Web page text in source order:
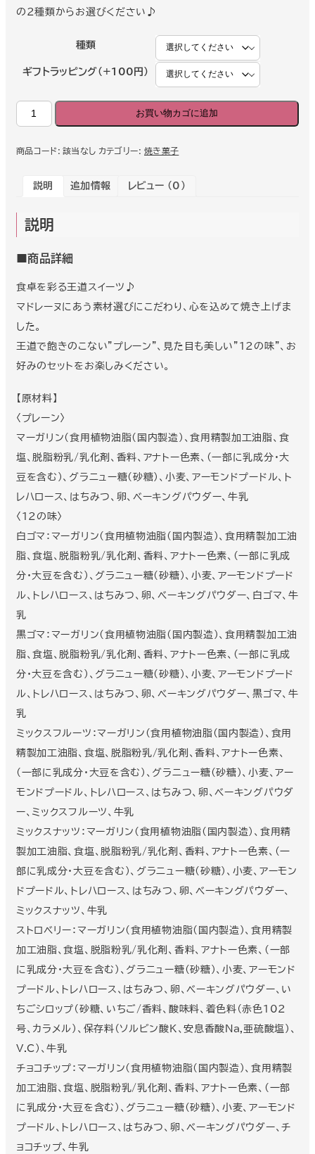
の2種類からお選びください♪
種類
ギフトラッピング（+100円）
食
を
る
王
～
レ
ー
～
個
お買い物カゴに追加
商品コード:該当なし カテゴリー:焼き菓子
説明 追加情報 レビュー (0)
説明
■商品詳細
食卓を彩る王道スイーツ♪
マドレーヌにあう素材選びにこだわり、心を込めて焼き上げま
した。
王道で飽きのこない”プレーン”、見た目も美しい”12の味”、お
好みのセットをお楽しみください。
【原材料】
〈プレーン〉
マーガリン(食用植物油脂(国内製造)、食用精製加工油脂、食
塩、脱脂粉乳/乳化剤、香料、アナトー色素、(一部に乳成分・大
豆を含む)、グラニュー糖(砂糖)、小麦、アーモンドプードル、ト
レハロース、はちみつ、卵、ベーキングパウダー、牛乳
〈12の味〉
白ゴマ：マーガリン(食用植物油脂(国内製造)、食用精製加工油
脂、食塩、脱脂粉乳/乳化剤、香料、アナトー色素、(一部に乳成
分・大豆を含む)、グラニュー糖(砂糖)、小麦、アーモンドプード
ル、トレハロース、はちみつ、卵、ベーキングパウダー、白ゴマ、牛
乳
黒ゴマ：マーガリン(食用植物油脂(国内製造)、食用精製加工油
脂、食塩、脱脂粉乳/乳化剤、香料、アナトー色素、(一部に乳成
分・大豆を含む)、グラニュー糖(砂糖)、小麦、アーモンドプード
ル、トレハロース、はちみつ、卵、ベーキングパウダー、黒ゴマ、牛
乳
ミックスフルーツ：マーガリン(食用植物油脂(国内製造)、食用
精製加工油脂、食塩、脱脂粉乳/乳化剤、香料、アナトー色素、
(一部に乳成分・大豆を含む)、グラニュー糖(砂糖)、小麦、アー
モンドプードル、トレハロース、はちみつ、卵、ベーキングパウダ
ー、ミックスフルーツ、牛乳
ミックスナッツ：マーガリン(食用植物油脂(国内製造)、食用精
製加工油脂、食塩、脱脂粉乳/乳化剤、香料、アナトー色素、(一
部に乳成分・大豆を含む)、グラニュー糖(砂糖)、小麦、アーモン
ドプードル、トレハロース、はちみつ、卵、ベーキングパウダー、
ミックスナッツ、牛乳
ストロベリー：マーガリン(食用植物油脂(国内製造)、食用精製
加工油脂、食塩、脱脂粉乳/乳化剤、香料、アナトー色素、(一部
に乳成分・大豆を含む)、グラニュー糖(砂糖)、小麦、アーモンド
プードル、トレハロース、はちみつ、卵、ベーキングパウダー、い
ちごシロップ（砂糖、いちご/香料、酸味料、着色料（赤色102
号、カラメル）、保存料（ソルビン酸K、安息香酸Na,亜硫酸塩）、
V.C）、牛乳
チョコチップ：マーガリン(食用植物油脂(国内製造)、食用精製
加工油脂、食塩、脱脂粉乳/乳化剤、香料、アナトー色素、(一部
に乳成分・大豆を含む)、グラニュー糖(砂糖)、小麦、アーモンド
プードル、トレハロース、はちみつ、卵、ベーキングパウダー、チ
ョコチップ、牛乳